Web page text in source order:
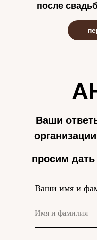
после
Ваши
просим
Ваши имя и